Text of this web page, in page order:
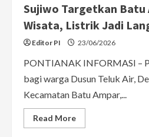
Sujiwo Targetkan Batu
Wisata, Listrik Jadi
Editor PI 23/06/2026
PONTIANAK INFORMASI –
bagi warga Dusun Teluk Air,
Kecamatan Batu Ampar,...
Read MoreRead
more